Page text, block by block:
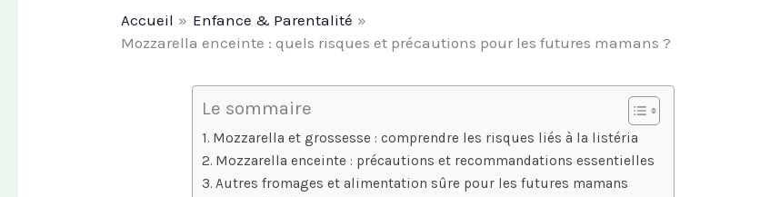
Accueil
Enfance & Parentalité
Mozzarella enceinte : quels risques et précautions pour les futures mamans ?
Le sommaire
Mozzarella et grossesse : comprendre les risques liés à la listéria
Mozzarella enceinte : précautions et recommandations essentielles
Autres fromages et alimentation sûre pour les futures mamans